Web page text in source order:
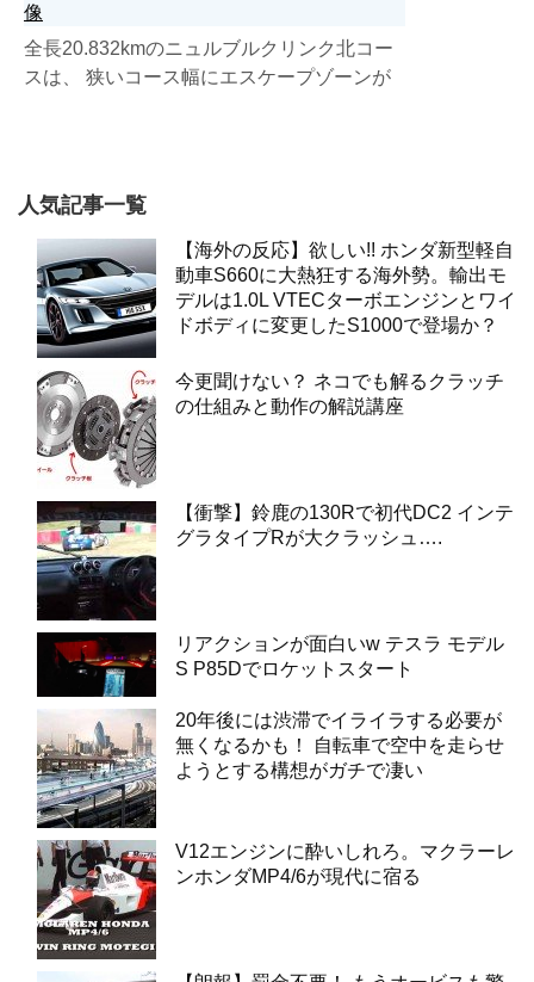
像
全長20.832kmのニュルブルクリンク北コー
スは、 狭いコース幅にエスケープゾーンが
人気記事一覧
【海外の反応】欲しい!! ホンダ新型軽自
動車S660に大熱狂する海外勢。輸出モ
デルは1.0L VTECターボエンジンとワイ
ドボディに変更したS1000で登場か？
今更聞けない？ ネコでも解るクラッチ
の仕組みと動作の解説講座
【衝撃】鈴鹿の130Rで初代DC2 インテ
グラタイプRが大クラッシュ….
リアクションが面白いw テスラ モデル
S P85Dでロケットスタート
20年後には渋滞でイライラする必要が
無くなるかも！ 自転車で空中を走らせ
ようとする構想がガチで凄い
V12エンジンに酔いしれろ。マクラーレ
ンホンダMP4/6が現代に宿る